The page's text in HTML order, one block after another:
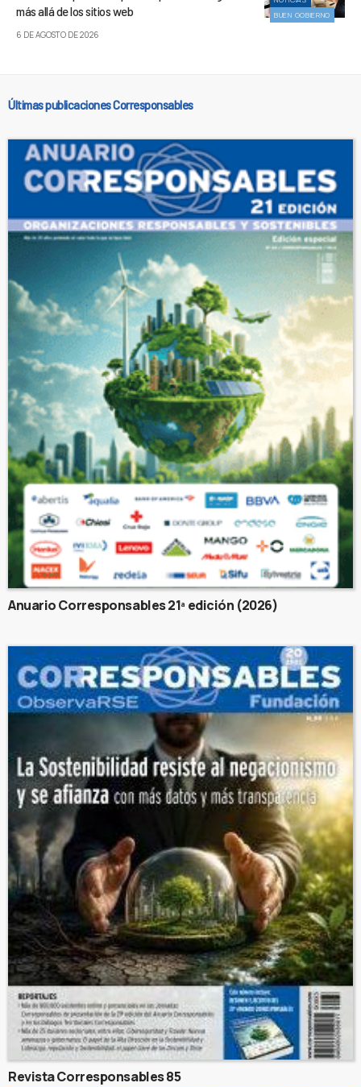
BUEN GOBIERNO
más allá de los sitios web
6 DE AGOSTO DE 2026
Últimas publicaciones Corresponsables
Anuario Corresponsables 21ª edición (2026)
Revista Corresponsables 85